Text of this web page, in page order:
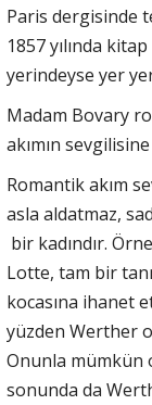
Paris dergisinde
1857 yılında
yerindeyse yer
Madam Bovary
akımın
Romantik akım
asla aldatmaz,
bir kadındır.
Lotte, tam bir
kocasına ihanet
yüzden Werther
Onunla mümkün
sonunda da